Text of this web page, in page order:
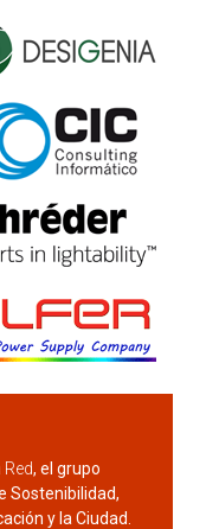
, el grupo
Sostenibilidad,
y la Ciudad.